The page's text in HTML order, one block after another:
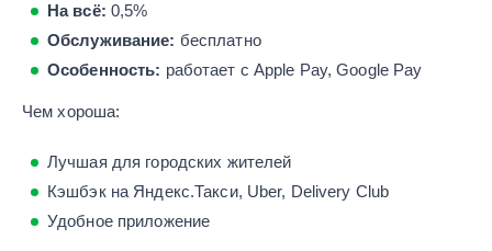
На всё: 0,5%
Обслуживание: бесплатно
Особенность: работает с Apple Pay, Google Pay
Чем хороша:
Лучшая для городских жителей
Кэшбэк на Яндекс.Такси, Uber, Delivery Club
Удобное приложение